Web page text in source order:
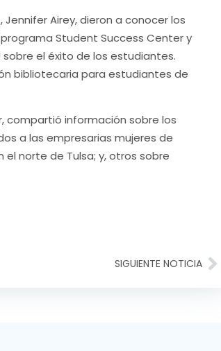
Airey, dieron a conocer los
Student Success Center y
el éxito de los estudiantes.
bibliotecaria para estudiantes de
compartió información sobre los
a las empresarias mujeres de
norte de Tulsa; y, otros sobre
SIGUIENTE NOTICIA